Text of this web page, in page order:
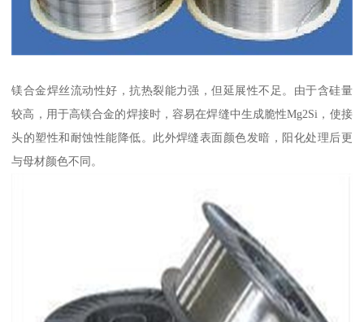
镁合金焊丝流动性好，抗热裂能力强，但延展性不足。由于含硅量
较高，用于高镁合金的焊接时，容易在焊缝中生成脆性Mg2Si，使接
头的塑性和耐蚀性能降低。此外焊缝表面颜色发暗，阳化处理后更
与母材颜色不同。